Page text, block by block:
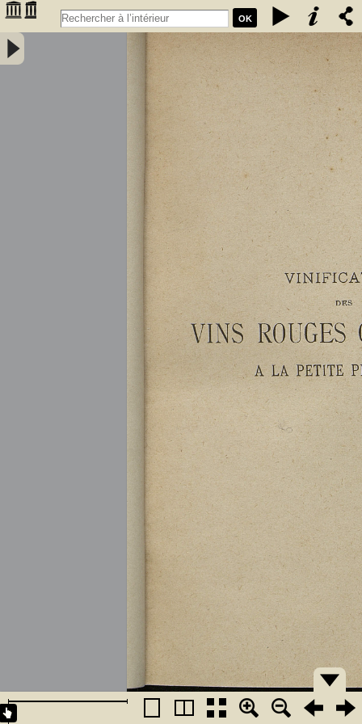
OK
Vinification des vins rouges ordinaires à la petite propriété : extrait
des conférences faites à l'Association des anciens élèves de l'école
communale de Portet (Haute-Garonne) / par A. Lacassagne,... -